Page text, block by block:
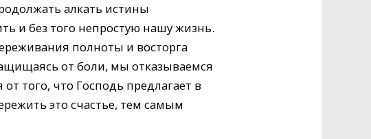
алкать истины
и без того непростую нашу жизнь.
полноты и восторга
от боли, мы отказываемся
того, что Господь предлагает в
это счастье, тем самым